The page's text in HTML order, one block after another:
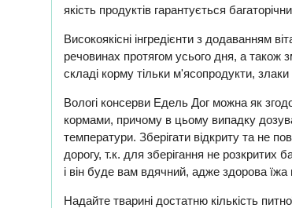
якість продуктів гарантується
Високоякісні інгредієнти з додаванням
речовинах протягом усього дня, а також
складі корму тільки м'ясопродукти,
Вологі консерви Едель Дог можна як
кормами, причому в цьому випадку
температури. Зберігати відкриту та не
дорогу, т.к. для зберігання не розкритих
і він буде вам вдячний, адже здорова
Надайте тварині достатню кількість